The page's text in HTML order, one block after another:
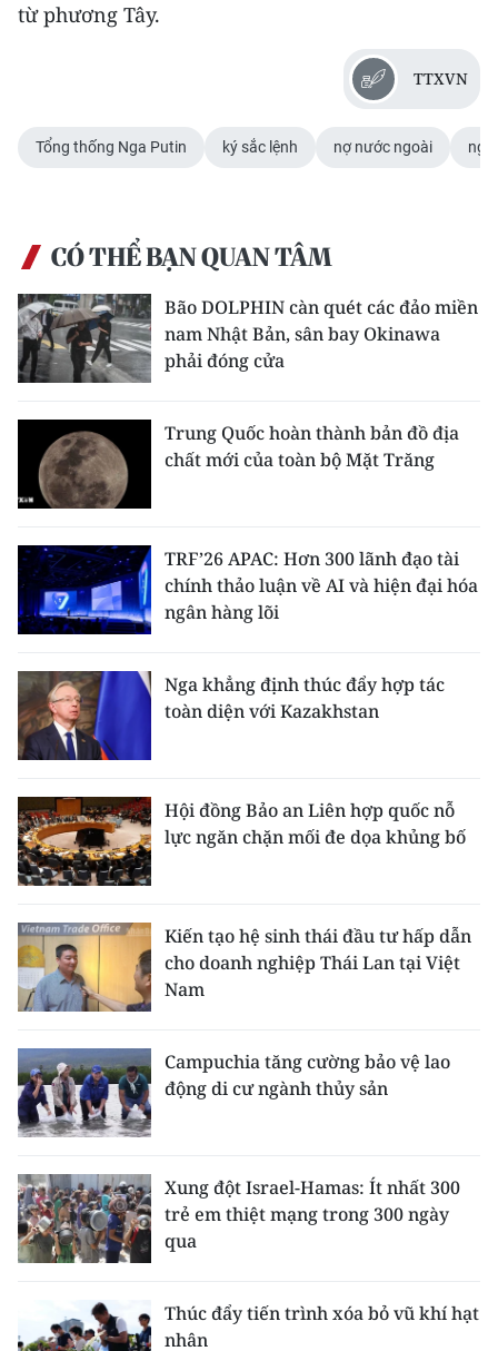
MEDIA CENTER
Media Văn hóa
Media Xã hội
Media Pháp luật
Media Thế giới
Media Thể thao
Media Giáo dục
Media Y tế
Media Môi trường
Ảnh
Infographic
TIN MỚI
TIN ĐỊA PHƯƠNG
Trung du và miền núi phía Bắc
Bắc Trung Bộ
Duyên hải Nam Trung Bộ và Tây
Đông Nam Bộ
Đồng bằng sông Cửu Long
Chuyên trang Hà Nội
từ phương Tây.
TTXVN
Tổng thống Nga Putin ký sắc lệnh nợ nước ngoài
CÓ THỂ BẠN QUAN TÂM
Bão DOLPHIN càn quét các đảo miền
nam Nhật Bản, sân bay Okinawa
phải đóng cửa
Trung Quốc hoàn thành bản đồ địa
chất mới của toàn bộ Mặt Trăng
TRF’26 APAC: Hơn 300 lãnh đạo tài
chính thảo luận về AI và hiện đại hóa
ngân hàng lõi
Nga khẳng định thúc đẩy hợp tác
toàn diện với Kazakhstan
Hội đồng Bảo an Liên hợp quốc nỗ
lực ngăn chặn mối đe dọa khủng bố
Kiến tạo hệ sinh thái đầu tư hấp dẫn
cho doanh nghiệp Thái Lan tại Việt
Nam
Campuchia tăng cường bảo vệ lao
động di cư ngành thủy sản
Xung đột Israel-Hamas: Ít nhất 300
trẻ em thiệt mạng trong 300 ngày
qua
Thúc đẩy tiến trình xóa bỏ vũ khí hạt
nhân